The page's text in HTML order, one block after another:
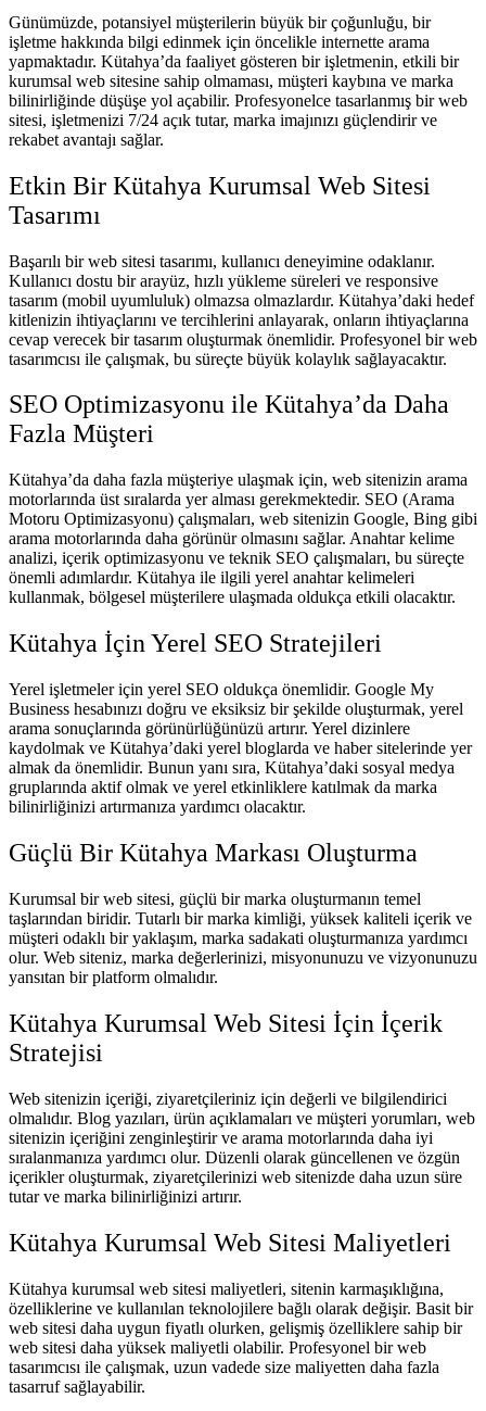
Günümüzde, potansiyel müşterilerin büyük bir çoğunluğu, bir
işletme hakkında bilgi edinmek için öncelikle internette arama
yapmaktadır. Kütahya’da faaliyet gösteren bir işletmenin, etkili bir
kurumsal web sitesine sahip olmaması, müşteri kaybına ve marka
bilinirliğinde düşüşe yol açabilir. Profesyonelce tasarlanmış bir web
sitesi, işletmenizi 7/24 açık tutar, marka imajınızı güçlendirir ve
rekabet avantajı sağlar.
Etkin Bir Kütahya Kurumsal Web Sitesi
Tasarımı
Başarılı bir web sitesi tasarımı, kullanıcı deneyimine odaklanır.
Kullanıcı dostu bir arayüz, hızlı yükleme süreleri ve responsive
tasarım (mobil uyumluluk) olmazsa olmazlardır. Kütahya’daki hedef
kitlenizin ihtiyaçlarını ve tercihlerini anlayarak, onların ihtiyaçlarına
cevap verecek bir tasarım oluşturmak önemlidir. Profesyonel bir web
tasarımcısı ile çalışmak, bu süreçte büyük kolaylık sağlayacaktır.
SEO Optimizasyonu ile Kütahya’da Daha
Fazla Müşteri
Kütahya’da daha fazla müşteriye ulaşmak için, web sitenizin arama
motorlarında üst sıralarda yer alması gerekmektedir. SEO (Arama
Motoru Optimizasyonu) çalışmaları, web sitenizin Google, Bing gibi
arama motorlarında daha görünür olmasını sağlar. Anahtar kelime
analizi, içerik optimizasyonu ve teknik SEO çalışmaları, bu süreçte
önemli adımlardır. Kütahya ile ilgili yerel anahtar kelimeleri
kullanmak, bölgesel müşterilere ulaşmada oldukça etkili olacaktır.
Kütahya İçin Yerel SEO Stratejileri
Yerel işletmeler için yerel SEO oldukça önemlidir. Google My
Business hesabınızı doğru ve eksiksiz bir şekilde oluşturmak, yerel
arama sonuçlarında görünürlüğünüzü artırır. Yerel dizinlere
kaydolmak ve Kütahya’daki yerel bloglarda ve haber sitelerinde yer
almak da önemlidir. Bunun yanı sıra, Kütahya’daki sosyal medya
gruplarında aktif olmak ve yerel etkinliklere katılmak da marka
bilinirliğinizi artırmanıza yardımcı olacaktır.
Güçlü Bir Kütahya Markası Oluşturma
Kurumsal bir web sitesi, güçlü bir marka oluşturmanın temel
taşlarından biridir. Tutarlı bir marka kimliği, yüksek kaliteli içerik ve
müşteri odaklı bir yaklaşım, marka sadakati oluşturmanıza yardımcı
olur. Web siteniz, marka değerlerinizi, misyonunuzu ve vizyonunuzu
yansıtan bir platform olmalıdır.
Kütahya Kurumsal Web Sitesi İçin İçerik
Stratejisi
Web sitenizin içeriği, ziyaretçileriniz için değerli ve bilgilendirici
olmalıdır. Blog yazıları, ürün açıklamaları ve müşteri yorumları, web
sitenizin içeriğini zenginleştirir ve arama motorlarında daha iyi
sıralanmanıza yardımcı olur. Düzenli olarak güncellenen ve özgün
içerikler oluşturmak, ziyaretçilerinizi web sitenizde daha uzun süre
tutar ve marka bilinirliğinizi artırır.
Kütahya Kurumsal Web Sitesi Maliyetleri
Kütahya kurumsal web sitesi maliyetleri, sitenin karmaşıklığına,
özelliklerine ve kullanılan teknolojilere bağlı olarak değişir. Basit bir
web sitesi daha uygun fiyatlı olurken, gelişmiş özelliklere sahip bir
web sitesi daha yüksek maliyetli olabilir. Profesyonel bir web
tasarımcısı ile çalışmak, uzun vadede size maliyetten daha fazla
tasarruf sağlayabilir.